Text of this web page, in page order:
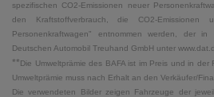
spezifischen CO2-Emissionen neuer
den Kraftstoffverbrauch, die CO2-Emissionen
Personenkraftwagen" entnommen werden, der
Deutschen Automobil Treuhand GmbH unter
**Die Umweltprämie des BAFA ist im Preis und in der
Umweltprämie muss nach Erhalt an den Verkäufer/
Die verwendeten Bilder zeigen Fahrzeuge der